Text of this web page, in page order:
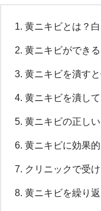
黄ニキビとは？
黄ニキビができ
黄ニキビを潰す
黄ニキビを潰し
黄ニキビの正し
黄ニキビに効果
クリニックで受
黄ニキビを繰り